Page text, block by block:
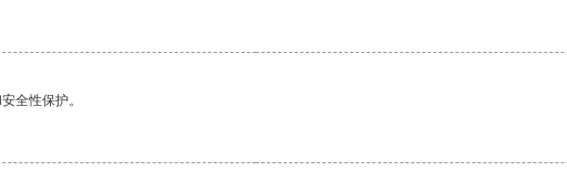
全性保护。